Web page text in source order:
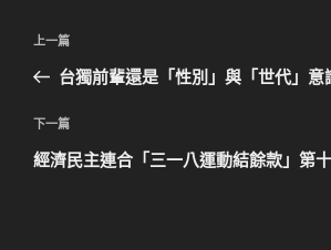
文
導
覽
上
一
文
章
上一篇
台獨前輩還是「性別」與「世代」
下
一
下一篇
經濟民主連合「三一八運動結餘款」第